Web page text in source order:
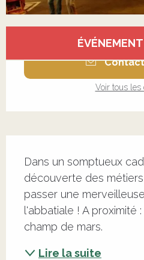
Ouverture et
Voir tous les
Dans un somptueux
découverte des
passer une
l'abbatiale ! A proximité
champ de mars.
Lire la suite